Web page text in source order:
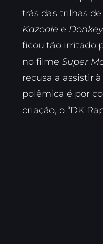
trás das trilhas
Kazooie e
ficou tão irritado
no filmeSuper
recusa a assistir
polêmica é por
criação, o “DK